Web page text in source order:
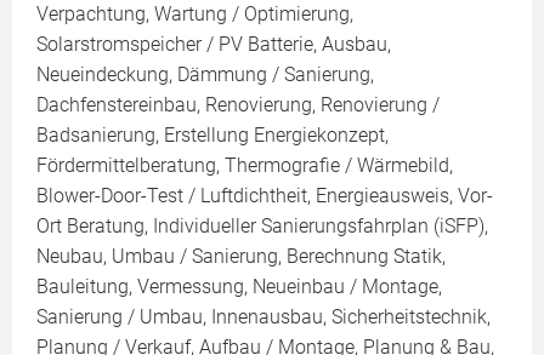
Verpachtung, Wartung / Optimierung,
Solarstromspeicher / PV Batterie, Ausbau,
Neueindeckung, Dämmung / Sanierung,
Dachfenstereinbau, Renovierung, Renovierung /
Badsanierung, Erstellung Energiekonzept,
Fördermittelberatung, Thermografie / Wärmebild,
Blower-Door-Test / Luftdichtheit, Energieausweis, Vor-
Ort Beratung, Individueller Sanierungsfahrplan (iSFP),
Neubau, Umbau / Sanierung, Berechnung Statik,
Bauleitung, Vermessung, Neueinbau / Montage,
Sanierung / Umbau, Innenausbau, Sicherheitstechnik,
Planung / Verkauf, Aufbau / Montage, Planung & Bau,